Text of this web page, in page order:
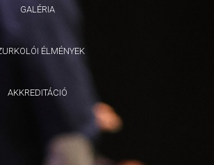
GALÉRIA
ÉLMÉNYEK
AKKREDITÁCIÓ